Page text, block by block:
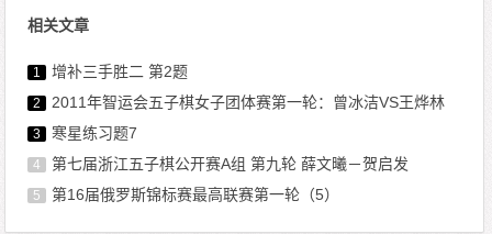
相关文章
1 增补三手胜二 第2题
2 2011年智运会五子棋女子团体赛第一轮：曾冰洁VS王烨林
3 寒星练习题7
4 第七届浙江五子棋公开赛A组 第九轮 薛文曦－贺启发
5 第16届俄罗斯锦标赛最高联赛第一轮（5）